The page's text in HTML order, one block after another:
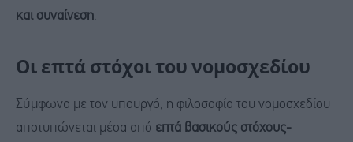
και συναίνεση.
Οι επτά στόχοι του νομοσχεδίου
Σύμφωνα με τον υπουργό, η φιλοσοφία του νομοσχεδίου
αποτυπώνεται μέσα από επτά βασικούς στόχους-